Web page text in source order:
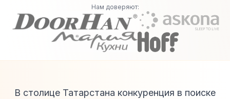
Нам доверяют:
В столице Татарстана конкуренция в поиске